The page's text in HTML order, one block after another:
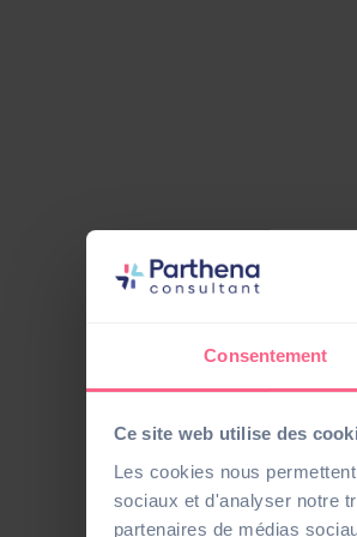
Consentement
Ce site web utilise des
Les cookies nous
sociaux et d'analyser notre
partenaires de médias